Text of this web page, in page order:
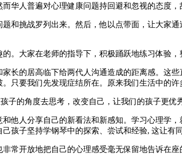
华人普遍对心理健康问题持回避和忽视的态度
和挑战罗列出来。然后，他以点带面，让大家
。大家在老师的指导下，积极踊跃地练习体验，
长的居高临下给两代人沟通造成的距离感。这
只要我们先发现症结所在。原来我们生活中的许
子的角度去思考，改变自己，让我们的孩子更优
他人分享自己的新看法和新感知。学习心理学
孩子坚持学钢琴中的探索、尝试和经验, 这让有
常开放地把自己的心理感受毫无保留地告诉在